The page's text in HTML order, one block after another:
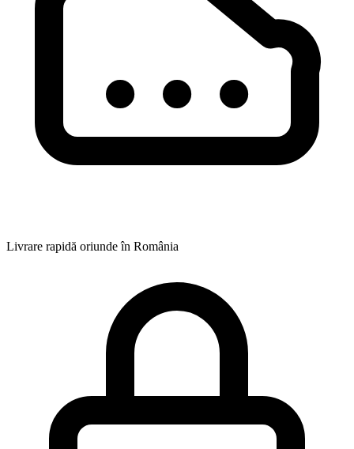
Livrare rapidă oriunde în România